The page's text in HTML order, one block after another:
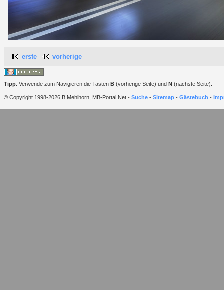
erste vorherige
Tipp: Verwende zum Navigieren die Tasten B (vorherige Seite) und N (nächste Seite).
© Copyright 1998-2026 B.Mehlhorn, MB-Portal.Net - Suche - Sitemap - Gästebuch -